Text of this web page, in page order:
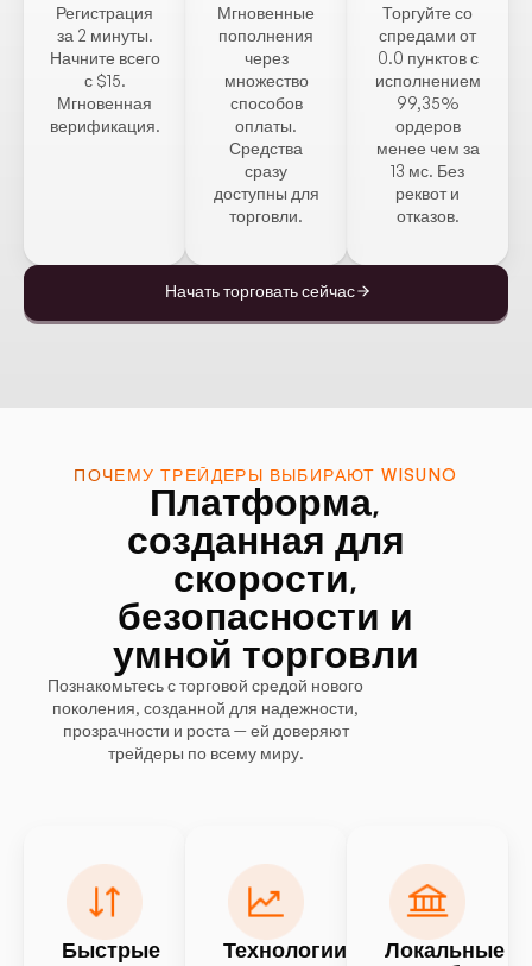
Регистрация
за 2 минуты.
Начните всего
с $15.
Мгновенная
верификация.
Мгновенные
пополнения
через
множество
способов
оплаты.
Средства
сразу
доступны для
торговли.
Торгуйте со
спредами от
0.0 пунктов с
исполнением
99,35%
ордеров
менее чем за
13 мс. Без
реквот и
отказов.
Начать торговать сейчас
ПОЧЕМУ ТРЕЙДЕРЫ ВЫБИРАЮТ WISUNO
Платформа,
созданная для
скорости,
безопасности и
умной торговли
Познакомьтесь с торговой средой нового
поколения, созданной для надежности,
прозрачности и роста — ей доверяют
трейдеры по всему миру.
Быстрые
Технологии
Локальные